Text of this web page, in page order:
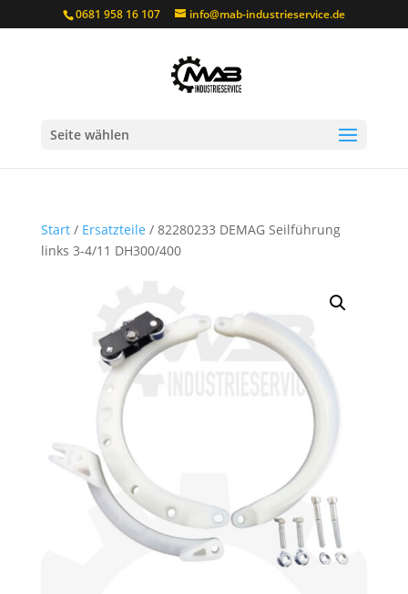
0681 958 16 107 info@mab-industrieservice.de
Seite wählen
Start/ Ersatzteile / 82280233 DEMAG Seilführung
links 3-4/11 DH300/400